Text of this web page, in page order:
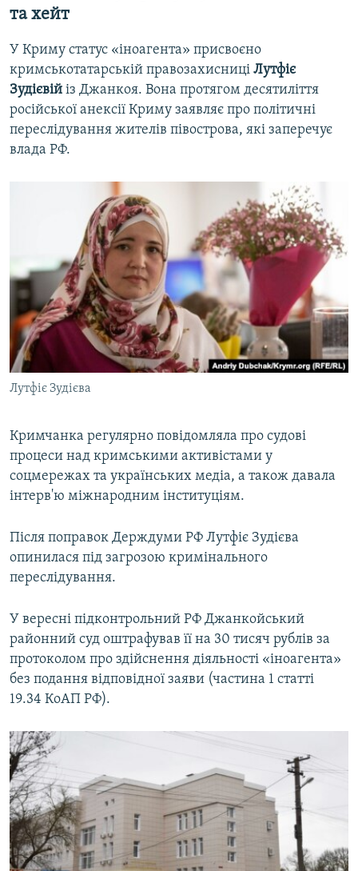
та хейт
У Криму статус «іноагента» присвоєно
кримськотатарській правозахисниці Лутфіє
Зудієвій із Джанкоя. Вона протягом десятиліття
російської анексії Криму заявляє про політичні
переслідування жителів півострова, які заперечує
влада РФ.
Лутфіє Зудієва
Кримчанка регулярно повідомляла про судові
процеси над кримськими активістами у
соцмережах та українських медіа, а також давала
інтерв'ю міжнародним інституціям.
Після поправок Держдуми РФ Лутфіє Зудієва
опинилася під загрозою кримінального
переслідування.
У вересні підконтрольний РФ Джанкойський
районний суд оштрафував її на 30 тисяч рублів за
протоколом про здійснення діяльності «іноагента»
без подання відповідної заяви (частина 1 статті
19.34 КоАП РФ).